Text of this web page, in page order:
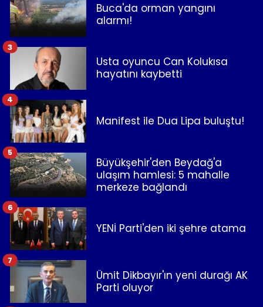
Buca'da orman yangını
alarmı!
Usta oyuncu Can Kolukısa
hayatını kaybetti
3
Manifest ile Dua Lipa buluştu!
4
Büyükşehir'den Beydağ'a
ulaşım hamlesi: 5 mahalle
merkeze bağlandı
5
YENİ Parti'den iki şehre atama
6
Ümit Dikbayır'ın yeni durağı AK
Parti oluyor
7